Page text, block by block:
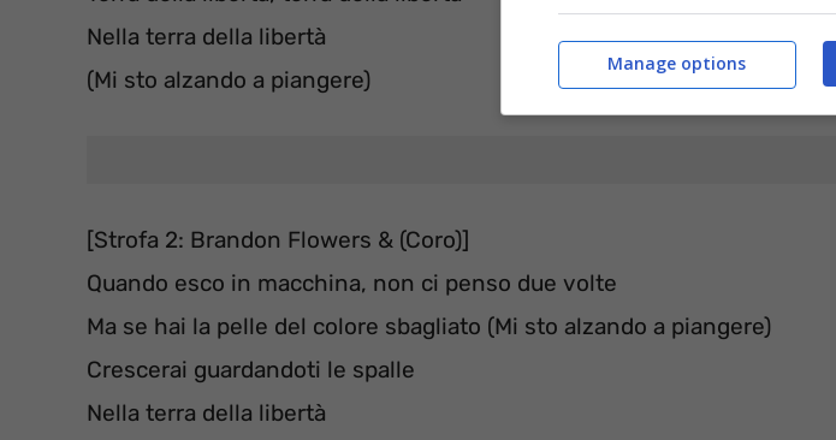
Nella terra della libertà
(Mi sto alzando a piangere)
[Strofa 2: Brandon Flowers & (Coro)]
Quando esco in macchina, non ci penso due volte
Ma se hai la pelle del colore sbagliato (Mi sto alzando a piangere)
Crescerai guardandoti le spalle
Nella terra della libertà
Manage options